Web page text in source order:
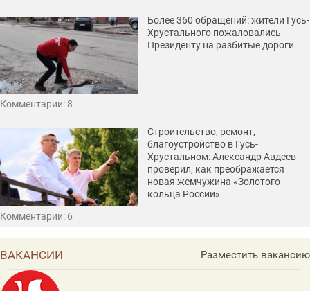
Более 360 обращений: жители Гусь-
Хрустального пожаловались
Президенту на разбитые дороги
Комментарии: 8
Строительство, ремонт,
благоустройство в Гусь-
Хрустальном: Александр Авдеев
проверил, как преображается
новая жемчужина «Золотого
кольца России»
Комментарии: 6
ВАКАНСИИ Разместить вакансию